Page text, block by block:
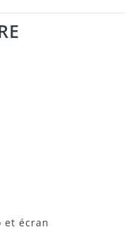
et écran